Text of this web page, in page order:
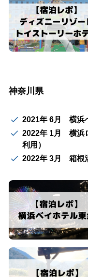
神奈川県
2021年 6月 横浜
2022年 1月 横浜
利用）
2022年 3月 箱根